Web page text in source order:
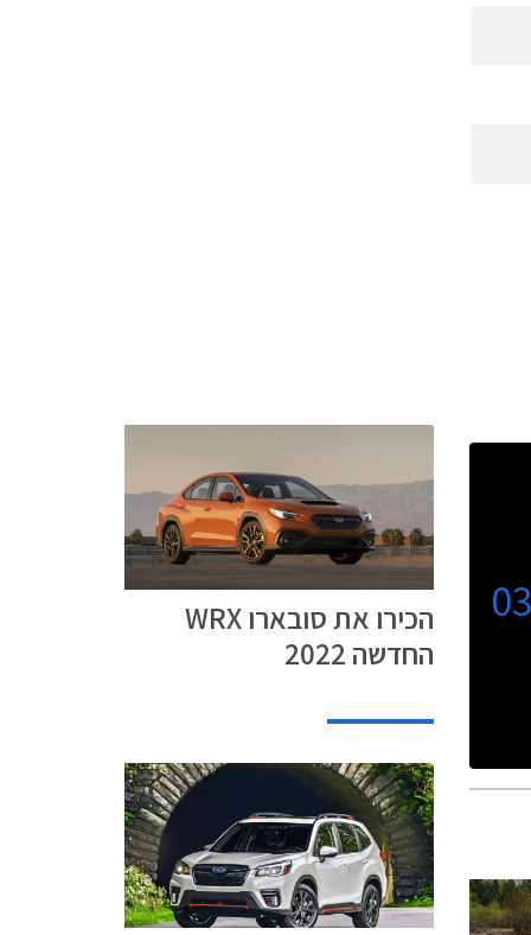
הכירו את סובארו WRX
החדשה 2022